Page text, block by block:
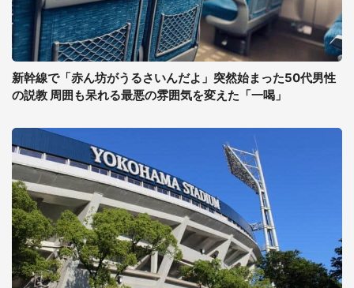
新幹線で「赤ん坊がうるさいんだよ」突然始まった50代男性
の説教 周囲も呆れる最悪の雰囲気を変えた「一喝」